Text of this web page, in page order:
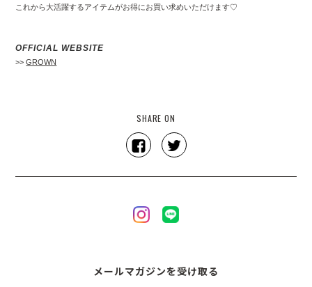
これから大活躍するアイテムがお得にお買い求めいただけます♡
OFFICIAL WEBSITE
>>GROWN
SHARE ON
メールマガジンを受け取る